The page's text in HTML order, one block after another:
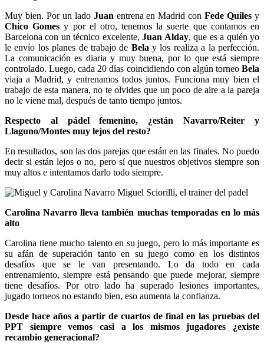
Muy bien. Por un lado Juan entrena en Madrid conFede Quilesy
Chico Gomesy por el otro, tenemos la suerte que contamos en
Barcelona con un técnico excelente, Juan Alday, que es a quién yo
le envío los planes de trabajo de Belay los realiza a la perfección.
La comunicación es diaria y muy buena, por lo que está siempre
controlado. Luego, cada 20 días coincidiendo con algún torneo Bela
viaja a Madrid, y entrenamos todos juntos. Funciona muy bien el
trabajo de esta manera, no te olvides que un poco de aire a la pareja
no le viene mal, después de tanto tiempo juntos.
Respecto al pádel femenino, ¿están Navarro/Reiter y
Llaguno/Montes muy lejos del resto?
En resultados, son las dos parejas que están en las finales. No puedo
decir si están lejos o no, pero sí que nuestros objetivos siempre son
muy altos e intentamos darlo todo siempre.
Carolina Navarro lleva también muchas temporadas en lo más
alto
Carolina tiene mucho talento en su juego, pero lo más importante es
su afán de superación tanto en su juego como en los distintos
desafíos que se le van presentando. Lo da todo en cada
entrenamiento, siempre está pensando que puede mejorar, siempre
tiene desafíos. Por otro lado ha superado lesiones importantes,
jugado torneos no estando bien, eso aumenta la confianza.
Desde hace años a partir de cuartos de final en las pruebas del
PPT siempre vemos casi a los mismos jugadores ¿existe
recambio generacional?